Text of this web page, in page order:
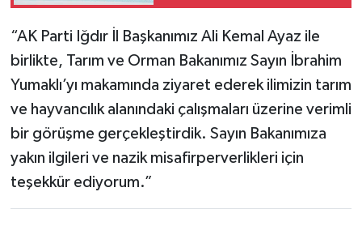
“AK Parti Iğdır İl Başkanımız Ali Kemal Ayaz ile
birlikte, Tarım ve Orman Bakanımız Sayın İbrahim
Yumaklı’yı makamında ziyaret ederek ilimizin tarım
ve hayvancılık alanındaki çalışmaları üzerine verimli
bir görüşme gerçekleştirdik. Sayın Bakanımıza
yakın ilgileri ve nazik misafirperverlikleri için
teşekkür ediyorum.”